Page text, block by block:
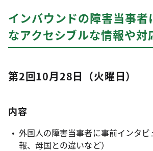
インバウンドの障害当事者
なアクセシブルな情報や対
第2回10月28日（火曜日）
内容
外国人の障害当事者に事前インタ
報、母国との違いなど）